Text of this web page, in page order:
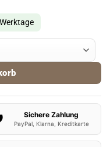
Sichere Zahlung
PayPal, Klarna, Kreditkarte